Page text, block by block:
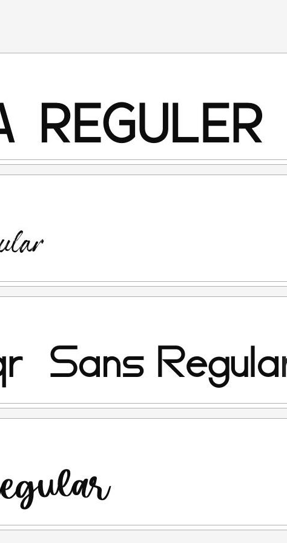
Baik itu untuk individu, Agensi Desain Grafis, Percetakan, Distro
membeli melalui link ini :
KERAS menggunakan atau memanfaatkan font ini
Promosi, TV, Film, Video, Motion Graphics, Youtube, Desain
Fisik ataupun Digital) atau Media apapun dengan tujuan
Korporasi silakan menggunakan CUSTOM LICENSE.
Use" untuk kepentingan Komersial apapun bentuknya
EXTENDED LICENSE atau 100x Harga lisensi desktop.
penggunaan. (Contoh kasus: anda ketahuan menggunakan
lisensinya free for personal use, kemudian setelah ketahuan
di link diatas. Nah untuk kejadian yg seperti ini saya tidak
lisensi font yang anda beli adalah "LISENSI SETELAH
perlukan, silahkan menghubungi kami di :